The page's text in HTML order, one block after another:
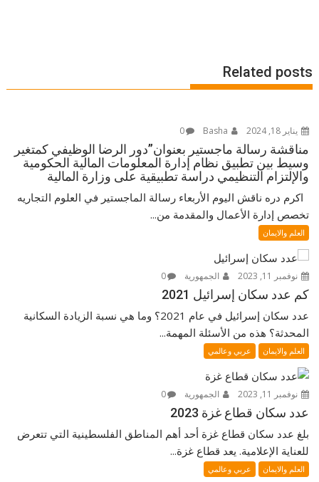
Related posts
يناير 18, 2024 0
مناقشة رسالة ماجستير بعنوان”دور الرضا الوظيفي كمتغير
وسيط بين تطبيق نظام إدارة المعلومات المالية الحكومية
والإلتزام التنظيمي دراسة تطبيقية على وزارة المالية
اكرم دره ناقش اليوم الأربعاء رسالة الماجستير في العلوم التجاريه
تخصص إدارة الأعمال والمقدمة من...
العلم والايمان
نوفمبر 11, 2023 الجمهورية 0
كم عدد سكان إسرائيل 2021
عدد سكان إسرائيل في عام 2021؟ وما هي نسبة الزيادة السكانية
المحدثة؟ هذه من الأسئلة المهمة...
العلم والايمان عربي وعالمي
نوفمبر 11, 2023 الجمهورية 0
عدد سكان قطاع غزة 2023
بلغ عدد سكان قطاع غزة أحد أهم المناطق الفلسطينية التي تتعرض
للعناية الإعلامية. يعد قطاع غزة...
العلم والايمان عربي وعالمي